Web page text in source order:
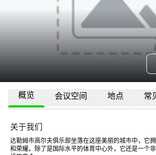
概览 会议空间 地点 常
关于我们
达勒姆市高尔夫俱乐部坐落在这座美丽的城市中，它
和荣耀。除了是国际水平的体育中心外，它还是一个非